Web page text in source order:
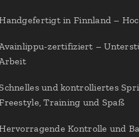
in Finnland –
zertifiziert –
Schnelles und kontrolliertes
Training und Spaß
Kontrolle und